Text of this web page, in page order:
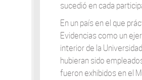
sucedió en cada
En un país en el que
Evidencias como un
interior de la
hubieran sido
fueron exhibidos en el